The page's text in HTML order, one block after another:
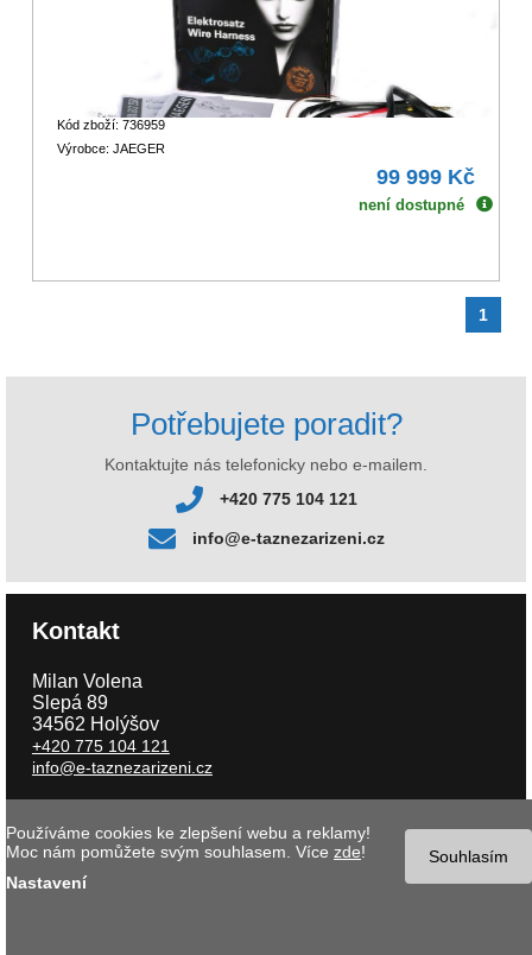
Kód zboží: 736959
Výrobce: JAEGER
99 999 Kč
není dostupné
1
Potřebujete poradit?
Kontaktujte nás telefonicky nebo e-mailem.
+420 775 104 121
info@e-taznezarizeni.cz
Kontakt
Milan Volena
Slepá 89
34562 Holýšov
+420 775 104 121
info@e-taznezarizeni.cz
Copyright © 2026 e-taznezarizeni.cz | Aktualizace 06.08.2026 |
internetového obchodu- MK software |Nastavení cookies Souhlasím
Používáme cookies ke zlepšení webu a reklamy!
Moc nám pomůžete svým souhlasem. Více zde!
Nastavení